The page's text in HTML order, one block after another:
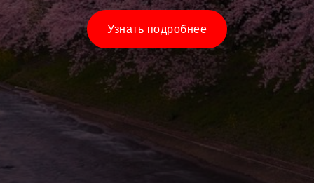
Узнать подробнее